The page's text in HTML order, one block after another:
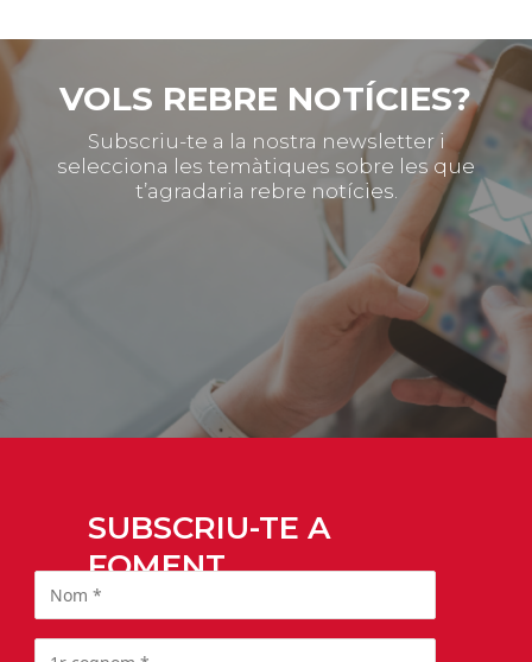
VOLS REBRE NOTÍCIES?
Subscriu-te a la nostra newsletter i
selecciona les temàtiques sobre les que
t’agradaria rebre notícies.
SUBSCRIU-TE A
FOMENT